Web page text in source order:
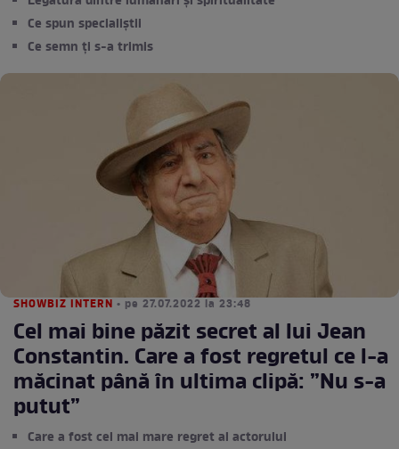
Ce spun specialiștii
Ce semn ți s-a trimis
SHOWBIZ INTERN • pe 27.07.2022 la 23:48
Cel mai bine păzit secret al lui Jean
Constantin. Care a fost regretul ce l-a
măcinat până în ultima clipă: ”Nu s-a
putut”
Care a fost cel mai mare regret al actorului